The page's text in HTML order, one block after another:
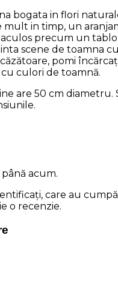
bogata in flori
mult in timp, un
precum un
scene de toamna
pomi
culori de toamnă.
are 50 cm diametru.
acum.
care au
o recenzie.